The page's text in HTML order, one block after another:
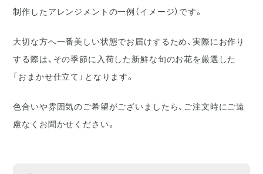
制作したアレンジメントの一例（イメージ）です。
大切な方へ一番美しい状態でお届けするため、実際にお作り
する際は、その季節に入荷した新鮮な旬のお花を厳選した
「おまかせ仕立て」となります。
色合いや雰囲気のご希望がございましたら、ご注文時にご遠
慮なくお聞かせください。